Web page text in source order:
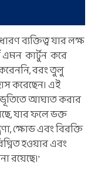
ব্যক্তিত্ব যার লক্ষ
এমন কার্টুন করে
বরং তুলু
করেছেন। এই
আঘাত করার
যার ফলে ভক্ত
ক্ষোভ এবং বিরক্তি
হওয়ার এবং
রয়েছে।'